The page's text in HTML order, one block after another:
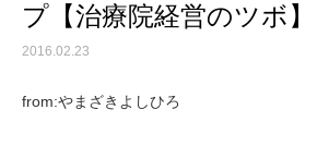
プ【治療院経営のツボ】
2016.02.23
from:やまざきよしひろ